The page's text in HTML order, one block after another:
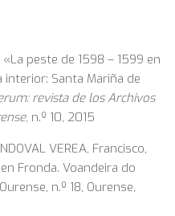
«La peste de 1598 – 1599 en
Santa Mariña de
revista de los Archivos
, n.º 10, 2015
VEREA, Francisco,
Fronda. Voandeira do
n.º 18, Ourense,